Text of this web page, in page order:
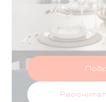
и принимаю условия